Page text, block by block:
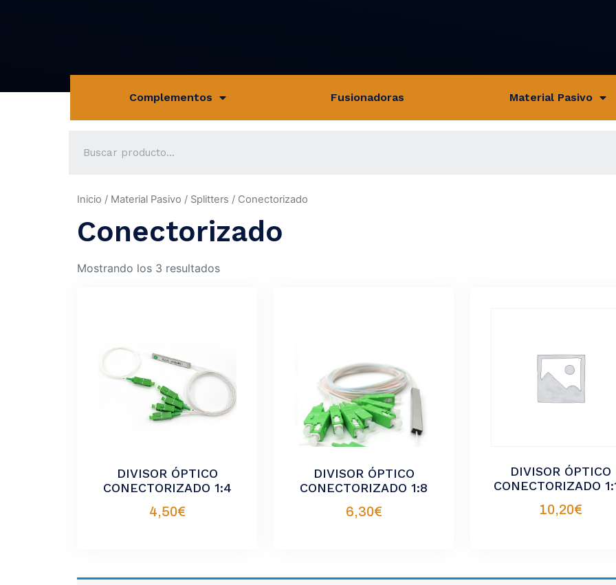
Complementos Fusionadoras Material Pasivo
Inicio / Material Pasivo / Splitters / Conectorizado
Conectorizado
Mostrando los 3 resultados
DIVISOR ÓPTICO
CONECTORIZADO 1:4
4,50€
DIVISOR ÓPTICO
CONECTORIZADO 1:8
6,30€
DIVISOR ÓPTICO
CONECTORIZADO
10,20€